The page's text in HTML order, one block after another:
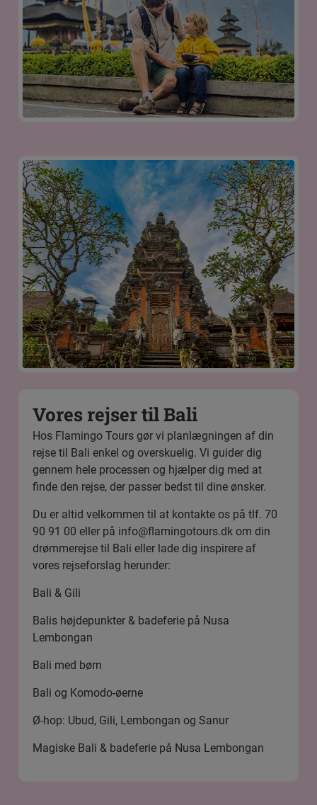
Vores rejser til Bali
Hos Flamingo Tours gør vi planlægningen af din
rejse til Bali enkel og overskuelig. Vi guider dig
gennem hele processen og hjælper dig med at
finde den rejse, der passer bedst til dine ønsker.
Du er altid velkommen til at kontakte os på tlf. 70
90 91 00 eller på info@flamingotours.dk om din
drømmerejse til Bali eller lade dig inspirere af
vores rejseforslag herunder:
Bali & Gili
Balis højdepunkter & badeferie på Nusa
Lembongan
Bali med børn
Bali og Komodo-øerne
Ø-hop: Ubud, Gili, Lembongan og Sanur
Magiske Bali & badeferie på Nusa Lembongan